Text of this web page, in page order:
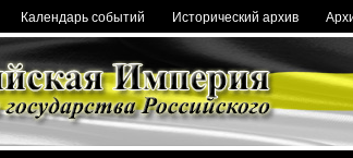
Календарь событий Исторический архив